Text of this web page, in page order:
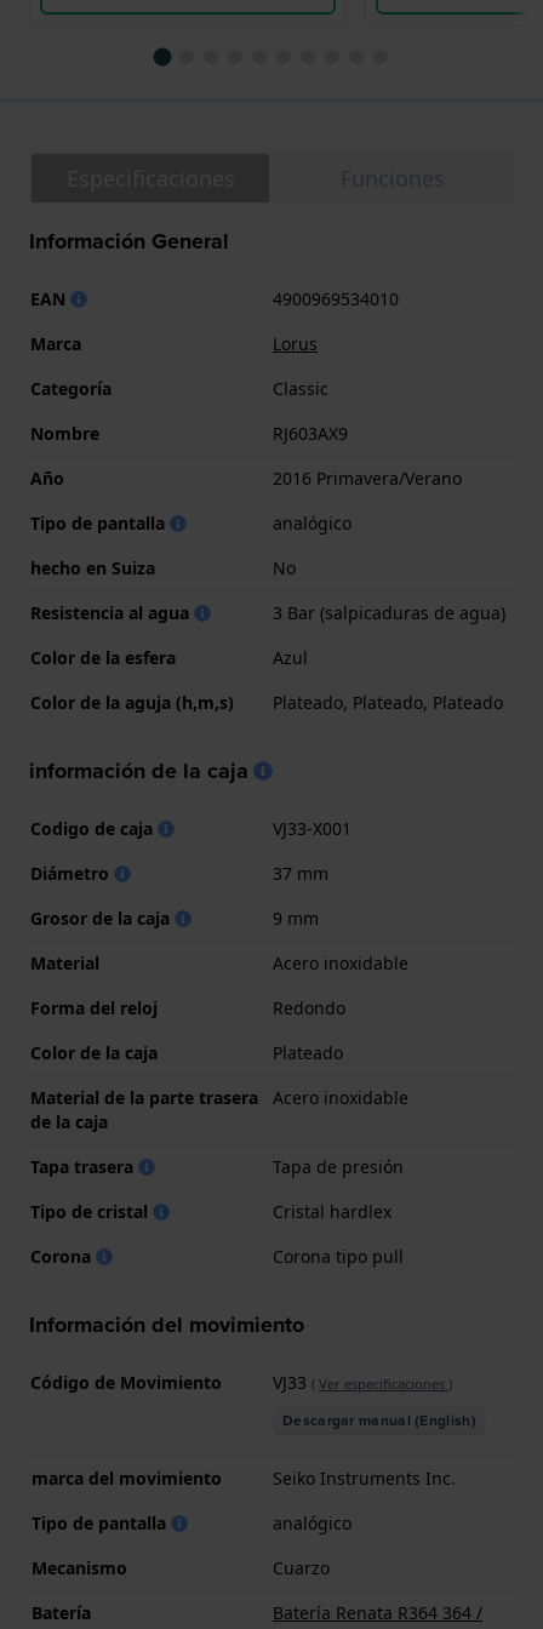
Información General
EAN
4900969534010
Marca
Lorus
Categoría
Classic
Nombre
RJ603AX9
Año
2016 Primavera/Verano
Tipo de pantalla
analógico
hecho en Suiza
No
Resistencia al agua
3 Bar (salpicaduras de agua)
Color de la esfera
Azul
Color de la aguja (h,m,s)
Plateado, Plateado, Plateado
información de la caja
Codigo de caja
VJ33-X001
Diámetro
37 mm
Grosor de la caja
9 mm
Material
Acero inoxidable
Forma del reloj
Redondo
Color de la caja
Plateado
Material de la parte trasera
de la caja
Acero inoxidable
Tapa trasera
Tapa de presión
Tipo de cristal
Cristal hardlex
Corona
Corona tipo pull
Información del movimiento
Código de Movimiento VJ33 ( Ver especificaciones )
Descargar manual (English)
marca del movimiento
Seiko Instruments Inc.
Tipo de pantalla
analógico
Mecanismo
Cuarzo
Batería
Batería Renata R364 364 /